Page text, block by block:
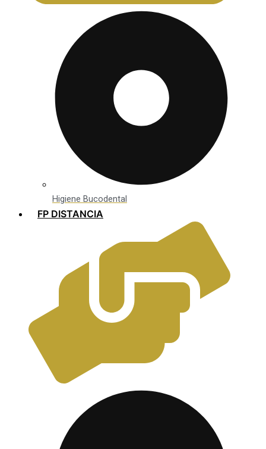
Higiene Bucodental
FP DISTANCIA